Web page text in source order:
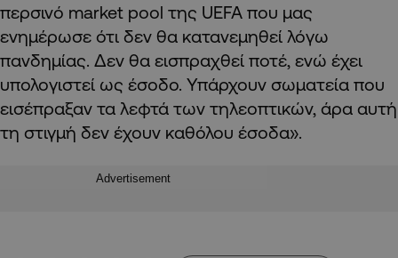
περσινό market pool της UEFA που μας
ενημέρωσε ότι δεν θα κατανεμηθεί λόγω
πανδημίας. Δεν θα εισπραχθεί ποτέ, ενώ έχει
υπολογιστεί ως έσοδο. Υπάρχουν σωματεία που
εισέπραξαν τα λεφτά των τηλεοπτικών, άρα αυτή
τη στιγμή δεν έχουν καθόλου έσοδα».
Advertisement